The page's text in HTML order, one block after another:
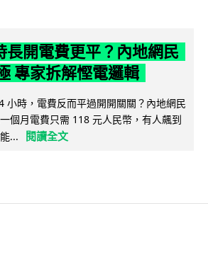
長開電費更平？內地網民
專家拆解慳電邏輯
小時，電費反而平過開開關關？內地網民
個月電費只需 118 元人民幣，有人飆到
...
閱讀全文